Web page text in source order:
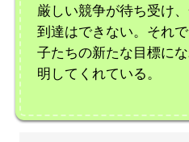
厳しい競争が待ち受け
到達はできない。それ
子たちの新たな目標に
明してくれている。